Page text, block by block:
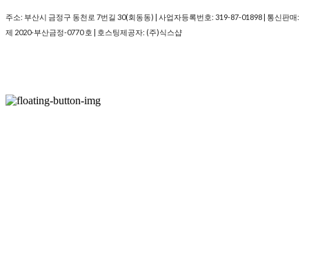
주소: 부산시 금정구 동천로 7번길 30(회동동) | 사업자등록번호: 319-87-01898 | 통신판매:
제 2020-부산금정-0770 호 | 호스팅제공자: (주)식스샵